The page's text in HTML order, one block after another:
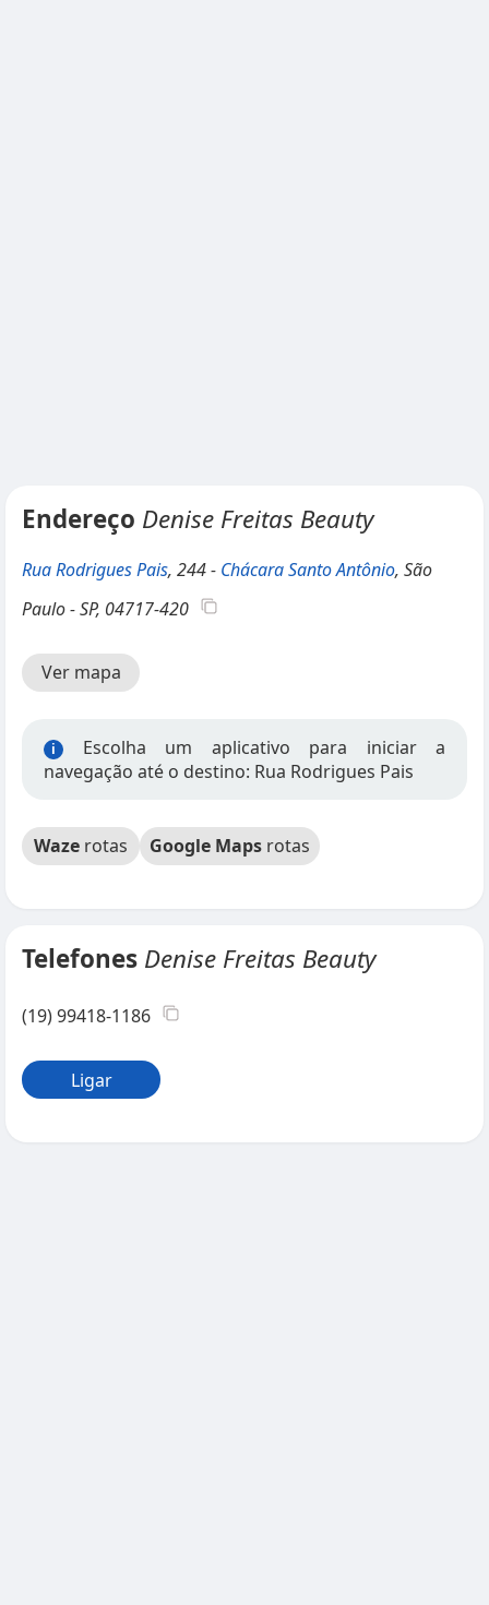
Endereço Denise Freitas Beauty
Rua Rodrigues Pais, 244 - Chácara Santo Antônio, São
Paulo - SP, 04717-420
Ver mapa
i
Escolha um aplicativo para iniciar a
navegação até o destino: Rua Rodrigues Pais
Waze rotas Google Maps rotas
Telefones Denise Freitas Beauty
(19) 99418-1186
Ligar